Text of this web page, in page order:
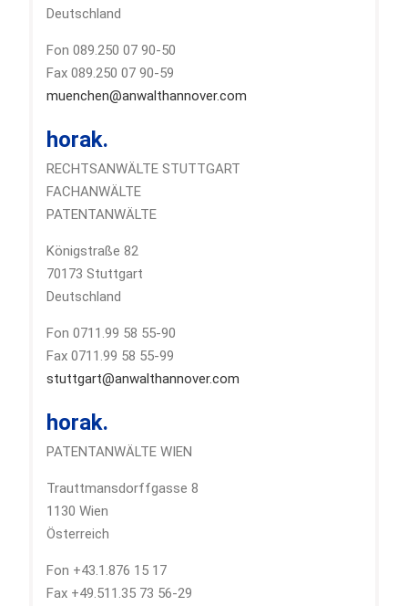
Deutschland
Fon 089.250 07 90-50
Fax 089.250 07 90-59
muenchen@anwalthannover.com
horak.
RECHTSANWÄLTE STUTTGART
FACHANWÄLTE
PATENTANWÄLTE
Königstraße 82
70173 Stuttgart
Deutschland
Fon 0711.99 58 55-90
Fax 0711.99 58 55-99
stuttgart@anwalthannover.com
horak.
PATENTANWÄLTE WIEN
Trauttmansdorffgasse 8
1130 Wien
Österreich
Fon +43.1.876 15 17
Fax +49.511.35 73 56-29